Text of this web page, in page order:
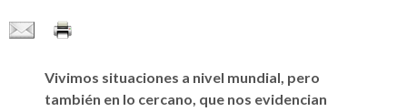
Vivimos situaciones a nivel mundial, pero
también en lo cercano, que nos evidencian